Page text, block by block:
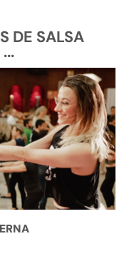
DE SALSA